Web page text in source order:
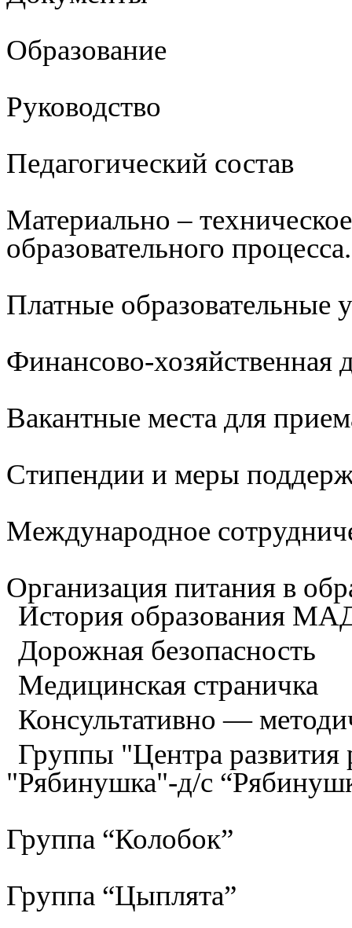
Образование
Руководство
Педагогический состав
Материально –
образовательного
Платные образовательные
Финансово-хозяйственная
Вакантные места для
Стипендии и меры
Международное
Организация питания в
История образования
Дорожная безопасность
Медицинская страничка
Консультативно —
Группы "Центра развития
"Рябинушка"-д/с
Группа “Колобок”
Группа “Цыплята”